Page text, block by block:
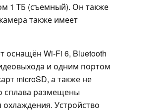
1 ТБ (съемный). Он также
также имеет
оснащён Wi-Fi 6, Bluetooth
и одним портом
microSD, а также не
сплава размещены
Устройство